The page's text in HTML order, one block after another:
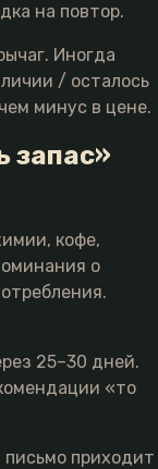
на повтор.
Иногда
/ осталось
минус в цене.
запас»
кофе,
о
25–30 дней.
«то
приходит